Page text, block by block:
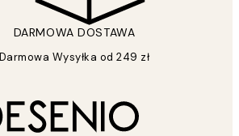
DARMOWA DOSTAWA
Darmowa Wysyłka od 249 zł